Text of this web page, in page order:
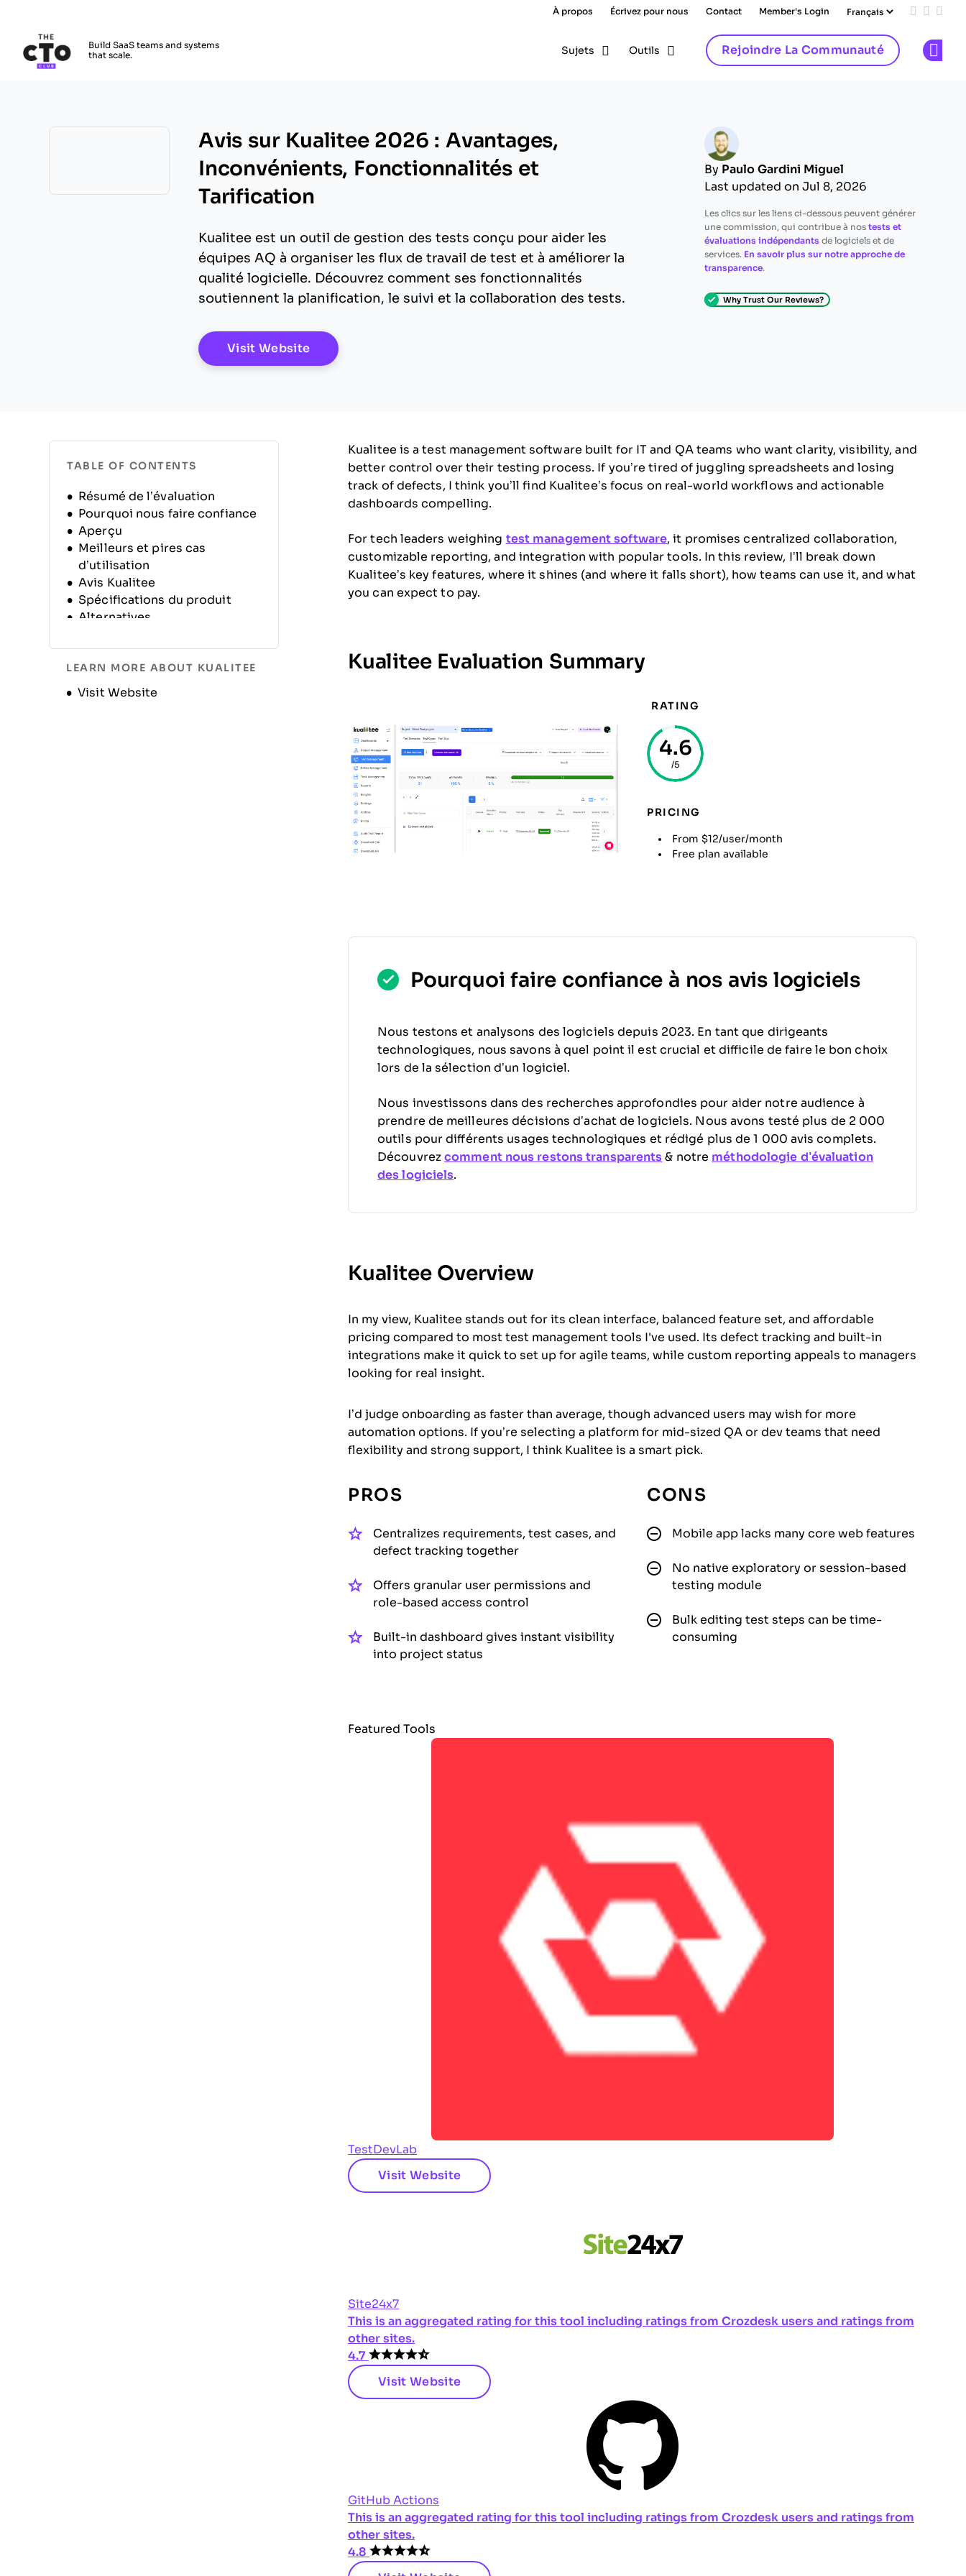
À propos Écrivez pour nous Contact Member's Login Add us
Follow
Build SaaS teams and systems
that scale.
Sujets Outils Rejoindre La Communauté
Avis sur Kualitee 2026 : Avantages,
Inconvénients, Fonctionnalités et
Tarification
Kualitee est un outil de gestion des tests conçu pour aider les
équipes AQ à organiser les flux de travail de test et à améliorer la
qualité logicielle. Découvrez comment ses fonctionnalités
soutiennent la planification, le suivi et la collaboration des tests.
Visit WebsiteOpens New Window
By Paulo Gardini Miguel
Last updated on Jul 8, 2026
Les clics sur les liens ci-dessous peuvent générer
une commission, qui contribue à nos tests et
évaluations indépendants de logiciels et de
services. En savoir plus sur notre approche de
transparence.
Why Trust Our Reviews?
TABLE OF CONTENTS
Résumé de l’évaluation
Pourquoi nous faire confiance
Aperçu
Meilleurs et pires cas
d’utilisation
Avis Kualitee
Spécifications du produit
Alternatives
Historique de l’entreprise
LEARN MORE ABOUT KUALITEE
Visit Website
Opens new window
Kualitee is a test management software built for IT and QA teams who want clarity, visibility, and
better control over their testing process. If you’re tired of juggling spreadsheets and losing
track of defects, I think you’ll find Kualitee’s focus on real-world workflows and actionable
dashboards compelling.
For tech leaders weighing test management software, it promises centralized collaboration,
customizable reporting, and integration with popular tools. In this review, I’ll break down
Kualitee’s key features, where it shines (and where it falls short), how teams can use it, and what
you can expect to pay.
Kualitee Evaluation Summary
RATING
4.6
/5
PRICING
From $12/user/month
Free plan available
Pourquoi faire confiance à nos avis logiciels
Nous testons et analysons des logiciels depuis 2023. En tant que dirigeants
technologiques, nous savons à quel point il est crucial et difficile de faire le bon choix
lors de la sélection d’un logiciel.
Nous investissons dans des recherches approfondies pour aider notre audience à
prendre de meilleures décisions d’achat de logiciels. Nous avons testé plus de 2 000
outils pour différents usages technologiques et rédigé plus de 1 000 avis complets.
Découvrez comment nous restons transparents & notre méthodologie d’évaluation
des logiciels.
Kualitee Overview
In my view, Kualitee stands out for its clean interface, balanced feature set, and affordable
pricing compared to most test management tools I've used. Its defect tracking and built-in
integrations make it quick to set up for agile teams, while custom reporting appeals to managers
looking for real insight.
I’d judge onboarding as faster than average, though advanced users may wish for more
automation options. If you’re selecting a platform for mid-sized QA or dev teams that need
flexibility and strong support, I think Kualitee is a smart pick.
PROS
Centralizes requirements, test cases, and
defect tracking together
Offers granular user permissions and
role-based access control
Built-in dashboard gives instant visibility
into project status
CONS
Mobile app lacks many core web features
No native exploratory or session-based
testing module
Bulk editing test steps can be time-
consuming
Featured Tools
TestDevLab
Visit Website
Site24x7
This is an aggregated rating for this tool including ratings from Crozdesk users and ratings from
other sites.
4.7
Visit Website
GitHub Actions
This is an aggregated rating for this tool including ratings from Crozdesk users and ratings from
other sites.
4.8